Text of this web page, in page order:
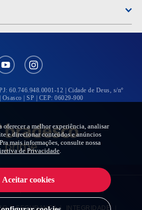
oferecer a melhor experiência, analisar
e direcionar conteúdos e anúncios
mais informações, consulte nossa
de Privacidade.
Aceitar cookies
60.746.948.0001-12 | Cidade de Deus, s/nº
Osasco | SP | CEP: 06029-900
|
| SEGURANÇA | INTEGRIDADE